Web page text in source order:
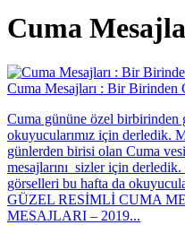
Cuma
Cuma Mesajları : Bir Birinden
Cuma gününe özel birbirinden
okuyucularımız için derledik.
günlerden birisi olan Cuma
mesajlarını sizler için
görselleri bu hafta da
GÜZEL RESİMLİ CUMA
MESAJLARI – 2019...